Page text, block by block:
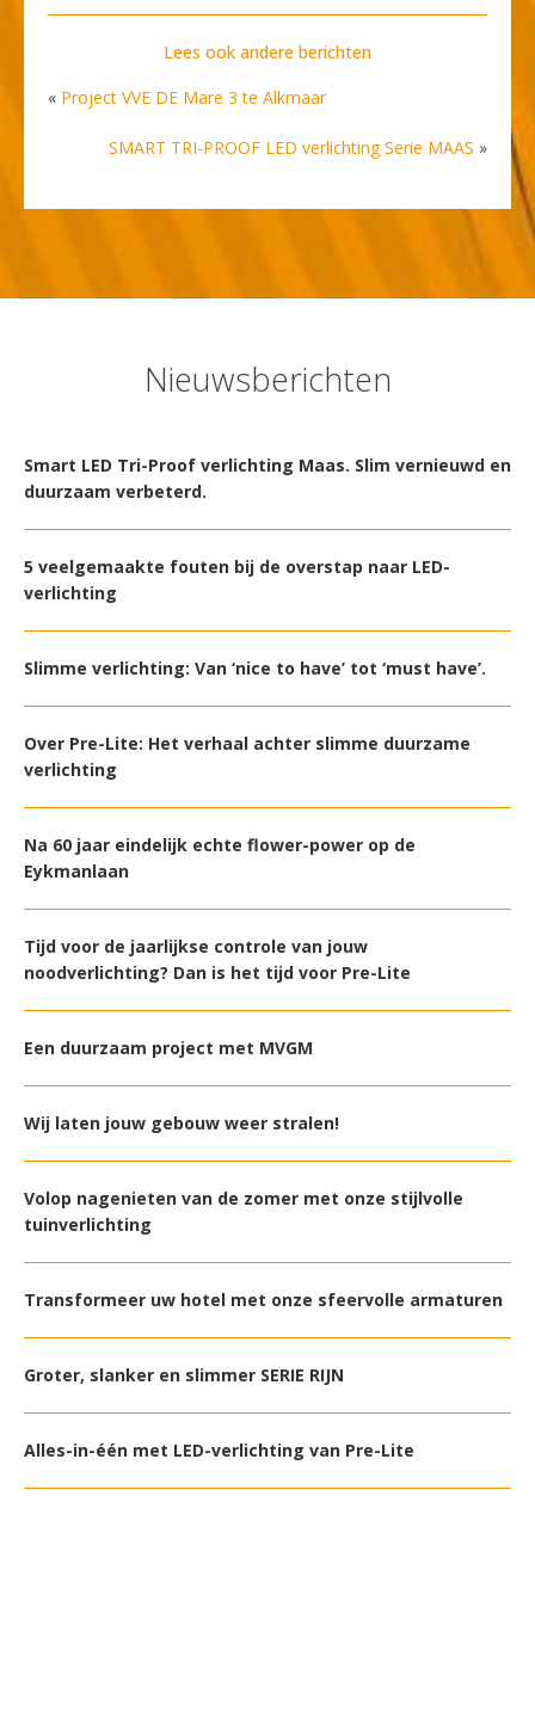
Lees ook andere berichten
« Project VVE DE Mare 3 te Alkmaar
SMART TRI-PROOF LED verlichting Serie MAAS »
Nieuwsberichten
Smart LED Tri-Proof verlichting Maas. Slim vernieuwd en
duurzaam verbeterd.
5 veelgemaakte fouten bij de overstap naar LED-
verlichting
Slimme verlichting: Van ‘nice to have’ tot ‘must have’.
Over Pre-Lite: Het verhaal achter slimme duurzame
verlichting
Na 60 jaar eindelijk echte flower-power op de
Eykmanlaan
Tijd voor de jaarlijkse controle van jouw
noodverlichting? Dan is het tijd voor Pre-Lite
Een duurzaam project met MVGM
Wij laten jouw gebouw weer stralen!
Volop nagenieten van de zomer met onze stijlvolle
tuinverlichting
Transformeer uw hotel met onze sfeervolle armaturen
Groter, slanker en slimmer SERIE RIJN
Alles-in-één met LED-verlichting van Pre-Lite